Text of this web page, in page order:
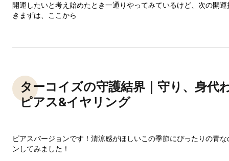
開運したいと考え始めたとき一通りやってみているけど、次の開
きまずは、ここから
ターコイズの守護結界｜守り、身代
ピアス&イヤリング
ピアスバージョンです！清涼感がほしいこの季節にぴったりの青
ンしてみました！